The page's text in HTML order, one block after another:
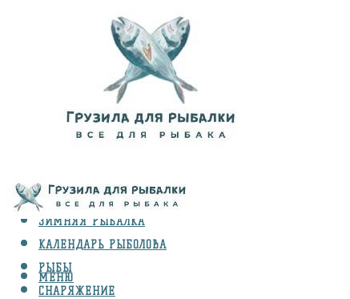
ВИДЫ ЛОВЛИ
ЗИМНЯЯ РЫБАЛКА
КАЛЕНДАРЬ РЫБОЛОВА
РЫБЫ
СНАРЯЖЕНИЕ
МЕНЮ